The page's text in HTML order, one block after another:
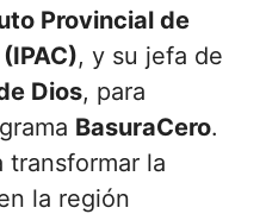
Provincial de
, y su jefa de
Dios, para
BasuraCero.
transformar la
la región